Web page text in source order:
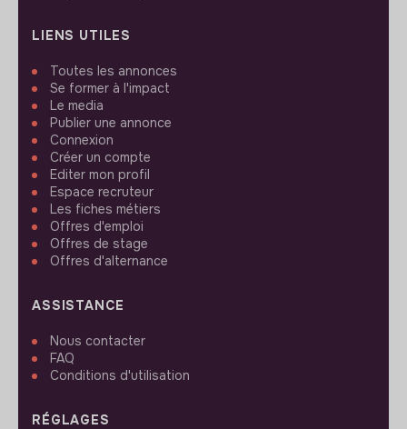
LIENS UTILES
Toutes les annonces
Se former à l'impact
Le media
Publier une annonce
Connexion
Créer un compte
Editer mon profil
Espace recruteur
Les fiches métiers
Offres d'emploi
Offres de stage
Offres d'alternance
ASSISTANCE
Nous contacter
FAQ
Conditions d'utilisation
RÉGLAGES